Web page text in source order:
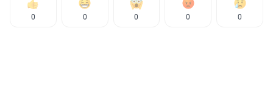
0 0 0 0 0